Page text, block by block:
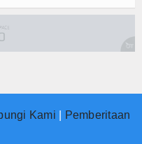
Kami
Pemberitaan